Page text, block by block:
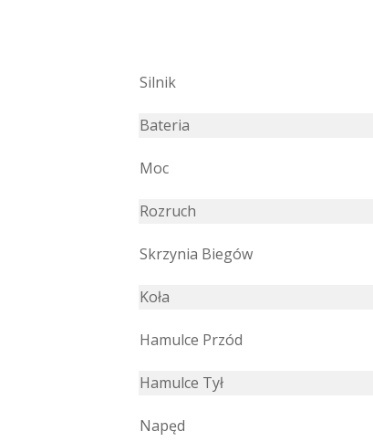
Silnik
Bateria
Moc
Rozruch
Skrzynia Biegów
Koła
Hamulce Przód
Hamulce Tył
Napęd